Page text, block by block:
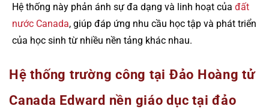
Hệ thống này phản ánh sự đa dạng và linh hoạt của đất
nước Canada, giúp đáp ứng nhu cầu học tập và phát triển
của học sinh từ nhiều nền tảng khác nhau.
Hệ thống trường công tại Đảo Hoàng tử
Canada Edward nền giáo dục tại đảo